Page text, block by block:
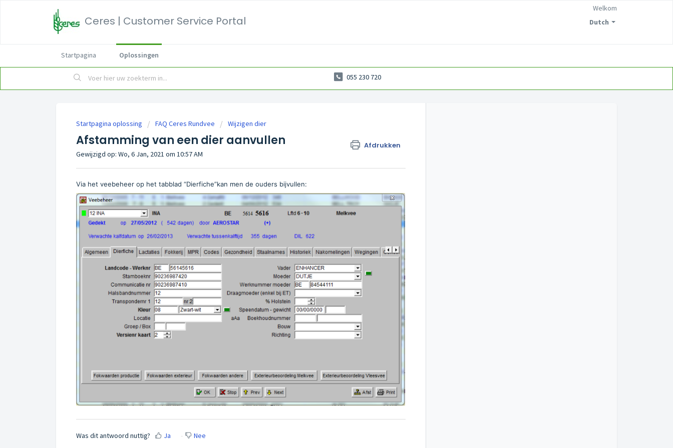
Ceres | Customer Service Portal Dutch
Welkom
Startpagina Oplossingen
055 230 720
Startpagina oplossing FAQ Ceres Rundvee Wijzigen dier
Afstamming van een dier aanvullen Afdrukken
Gewijzigd op: Wo, 6 Jan, 2021 om 10:57 AM
Via het veebeheer op het tabblad “Dierfiche”kan men de ouders bijvullen:
Was dit antwoord nuttig? Ja Nee